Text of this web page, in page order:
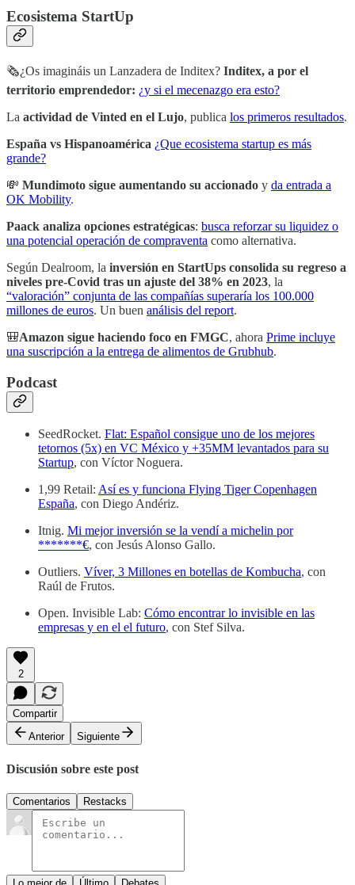
Ecosistema StartUp
🗞¿Os imagináis un Lanzadera de Inditex? Inditex, a por el
territorio emprendedor: ¿y si el mecenazgo era esto?
La actividad de Vinted en el Lujo, publica los primeros resultados.
España vs Hispanoamérica ¿Que ecosistema startup es más
grande?
💸 Mundimoto sigue aumentando su accionado y da entrada a
OK Mobility.
Paack analiza opciones estratégicas: busca reforzar su liquidez o
una potencial operación de compraventa como alternativa.
Según Dealroom, la inversión en StartUps consolida su regreso a
niveles pre-Covid tras un ajuste del 38% en 2023, la
“valoración” conjunta de las compañías superaría los 100.000
millones de euros. Un buen análisis del report.
🎒Amazon sigue haciendo foco en FMGC, ahora Prime incluye
una suscripción a la entrega de alimentos de Grubhub.
Podcast
SeedRocket. Flat: Español consigue uno de los mejores
tetornos (5x) en VC México y +35MM levantados para su
Startup, con Víctor Noguera.
1,99 Retail: Así es y funciona Flying Tiger Copenhagen
España, con Diego Andériz.
Itnig. Mi mejor inversión se la vendí a michelin por
*******€, con Jesús Alonso Gallo.
Outliers. Víver, 3 Millones en botellas de Kombucha, con
Raúl de Frutos.
Open. Invisible Lab: Cómo encontrar lo invisible en las
empresas y en el el futuro, con Stef Silva.
2
Compartir
Anterior
Siguiente
Discusión sobre este post
Comentarios Restacks